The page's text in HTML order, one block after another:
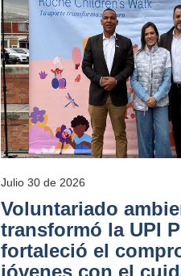
Julio 30 de 2026
Voluntariado
transformó la UPI
fortaleció el